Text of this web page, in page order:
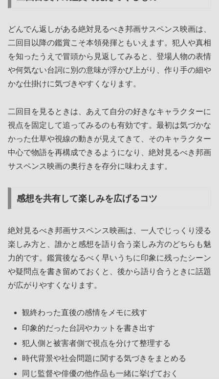
どんでん返しがある絶対見るべき邦画サスペンス映画は、
二回目以降の鑑賞こそ本領発揮ともいえます。犯人や真相
を知ったうえで冒頭から見返してみると、登場人物の表情
や何気ない台詞に別の意味が浮かび上がり、作り手の細や
かな仕掛けに気づきやすくなります。
二回目を見るときは、あえて自分の好きなキャラクターに
視点を固定して追ってみるのも有効です。最初は気づかな
かった仕草や視線の動きが見えてきて、そのキャラクター
中心で物語を再構成できるようになり、絶対見るべき邦画
サスペンス映画の奥行きを存分に味わえます。
感想を共有して楽しみを広げるコツ
絶対見るべき邦画サスペンス映画は、一人でじっくり浸る
楽しみ方と、誰かと感想を語り合う楽しみ方のどちらも魅
力的です。鑑賞後なるべく早いうちに印象に残ったシーン
や疑問点を書き留めておくと、後から語り合うときに話題
が広がりやすくなります。
観終わった直後の感情をメモに残す
印象的だった台詞やカットを書き出す
犯人側と被害者側で視点を分けて整理する
時代背景や社会問題に関する気づきをまとめる
同じ監督や俳優の他作品も一緒に挙げておく